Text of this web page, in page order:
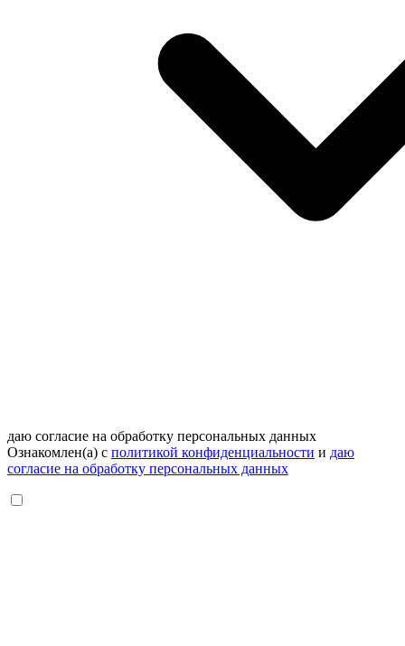
даю согласие на обработку персональных данных
Ознакомлен(а) с политикой конфиденциальности и даю
согласие на обработку персональных данных